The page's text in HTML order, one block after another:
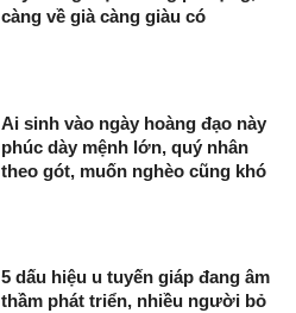
càng về già càng giàu có
Ai sinh vào ngày hoàng đạo này
phúc dày mệnh lớn, quý nhân
theo gót, muốn nghèo cũng khó
5 dấu hiệu u tuyến giáp đang âm
thầm phát triển, nhiều người bỏ